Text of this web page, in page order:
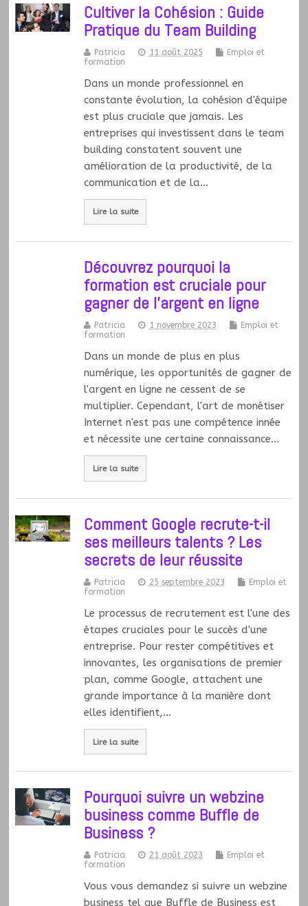
Cultiver la Cohésion : Guide
Pratique du Team Building
Patricia 11 août 2025
Emploi et
formation
Dans un monde professionnel en
constante évolution, la cohésion d'équipe
est plus cruciale que jamais. Les
entreprises qui investissent dans le team
building constatent souvent une
amélioration de la productivité, de la
communication et de la…
Lire la suite
Découvrez pourquoi la
formation est cruciale pour
gagner de l’argent en ligne
Patricia 1 novembre 2023
Emploi et
formation
Dans un monde de plus en plus
numérique, les opportunités de gagner de
l'argent en ligne ne cessent de se
multiplier. Cependant, l'art de monétiser
Internet n'est pas une compétence innée
et nécessite une certaine connaissance…
Lire la suite
Comment Google recrute-t-il
ses meilleurs talents ? Les
secrets de leur réussite
Patricia 25 septembre 2023
Emploi et
formation
Le processus de recrutement est l'une des
étapes cruciales pour le succès d'une
entreprise. Pour rester compétitives et
innovantes, les organisations de premier
plan, comme Google, attachent une
grande importance à la manière dont
elles identifient,…
Lire la suite
Pourquoi suivre un webzine
business comme Buffle de
Business ?
Patricia 21 août 2023
Emploi et
formation
Vous vous demandez si suivre un webzine
business tel que Buffle de Business est